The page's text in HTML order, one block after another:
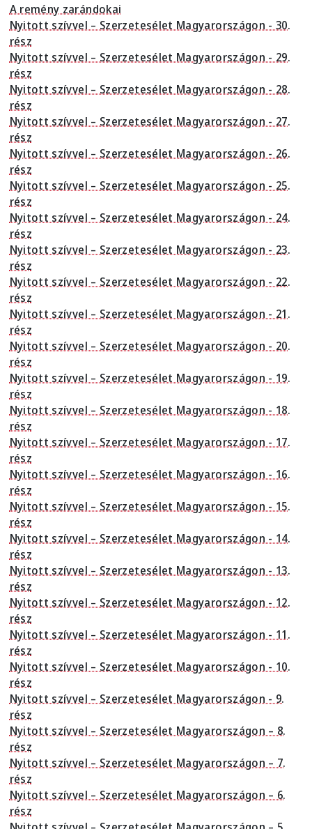
A remény zarándokai
Nyitott szívvel – Szerzetesélet Magyarországon - 30.
rész
Nyitott szívvel – Szerzetesélet Magyarországon - 29.
rész
Nyitott szívvel – Szerzetesélet Magyarországon - 28.
rész
Nyitott szívvel – Szerzetesélet Magyarországon - 27.
rész
Nyitott szívvel – Szerzetesélet Magyarországon - 26.
rész
Nyitott szívvel – Szerzetesélet Magyarországon - 25.
rész
Nyitott szívvel – Szerzetesélet Magyarországon - 24.
rész
Nyitott szívvel – Szerzetesélet Magyarországon - 23.
rész
Nyitott szívvel – Szerzetesélet Magyarországon - 22.
rész
Nyitott szívvel – Szerzetesélet Magyarországon - 21.
rész
Nyitott szívvel – Szerzetesélet Magyarországon - 20.
rész
Nyitott szívvel – Szerzetesélet Magyarországon - 19.
rész
Nyitott szívvel – Szerzetesélet Magyarországon - 18.
rész
Nyitott szívvel – Szerzetesélet Magyarországon - 17.
rész
Nyitott szívvel – Szerzetesélet Magyarországon - 16.
rész
Nyitott szívvel – Szerzetesélet Magyarországon - 15.
rész
Nyitott szívvel – Szerzetesélet Magyarországon - 14.
rész
Nyitott szívvel – Szerzetesélet Magyarországon - 13.
rész
Nyitott szívvel – Szerzetesélet Magyarországon - 12.
rész
Nyitott szívvel – Szerzetesélet Magyarországon - 11.
rész
Nyitott szívvel – Szerzetesélet Magyarországon - 10.
rész
Nyitott szívvel – Szerzetesélet Magyarországon - 9.
rész
Nyitott szívvel – Szerzetesélet Magyarországon – 8.
rész
Nyitott szívvel – Szerzetesélet Magyarországon – 7.
rész
Nyitott szívvel – Szerzetesélet Magyarországon – 6.
rész